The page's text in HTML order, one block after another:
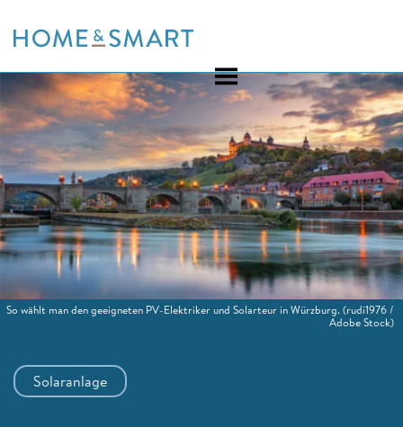
to
Solaranlage
So wählt man den geeigneten PV-Elektriker und Solarteur in Würzburg.(rudi1976 /
Adobe Stock)